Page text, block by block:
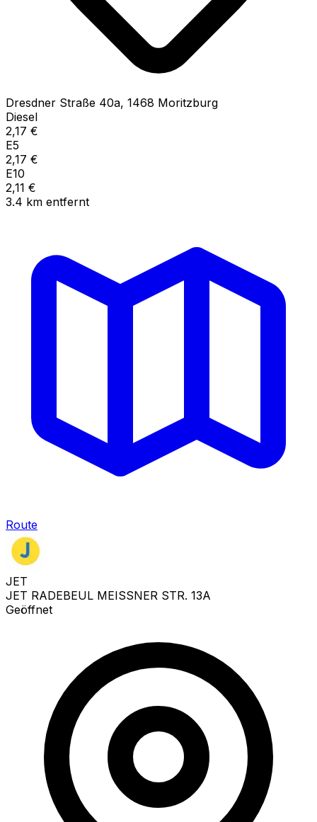
Dresdner Straße 40a, 1468 Moritzburg
Diesel
2,17 €
E5
2,17 €
E10
2,11 €
3.4 km entfernt
Route
JET
JET RADEBEUL MEISSNER STR. 13A
Geöffnet